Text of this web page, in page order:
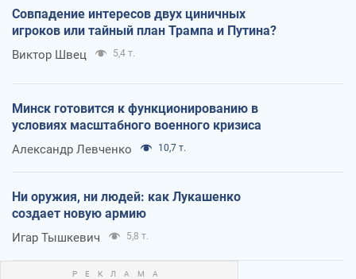
Совпадение интересов двух циничных
игроков или тайный план Трампа и Путина?
Виктор Швец 5,4 т.
Минск готовится к функционированию в
условиях масштабного военного кризиса
Александр Левченко 10,7 т.
Ни оружия, ни людей: как Лукашенко
создает новую армию
Игар Тышкевич 5,8 т.